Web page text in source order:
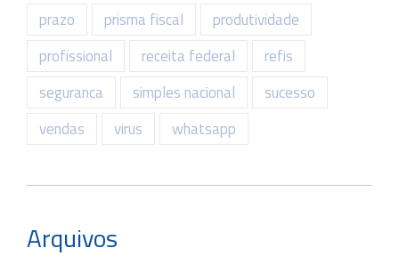
prazo
prisma fiscal
produtividade
profissional
receita federal
refis
seguranca
simples nacional
sucesso
vendas
virus whatsapp
Arquivos